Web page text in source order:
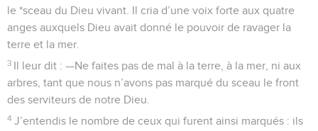
le *sceau du Dieu vivant. Il cria d’une voix forte aux quatre
anges auxquels Dieu avait donné le pouvoir de ravager la
terre et la mer.
3 Il leur dit : —Ne faites pas de mal à la terre, à la mer, ni aux
arbres, tant que nous n’avons pas marqué du sceau le front
des serviteurs de notre Dieu.
4 J’entendis le nombre de ceux qui furent ainsi marqués : ils